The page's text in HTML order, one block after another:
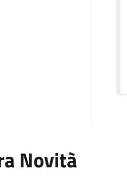
Novità